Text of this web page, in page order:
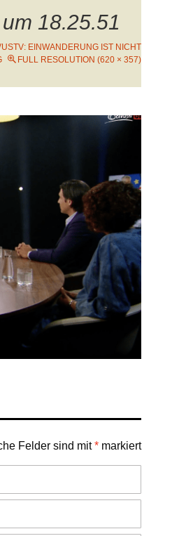
18.25.51
EINWANDERUNG IST NICHT
FULL RESOLUTION (620 × 357)
Felder sind mit* markiert